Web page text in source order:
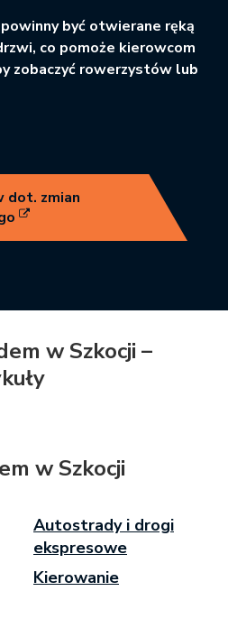
być otwierane ręką
co pomoże kierowcom
zobaczyć rowerzystów lub
dot. zmian
w Szkocji –
w Szkocji
Autostrady i drogi
ekspresowe
Kierowanie